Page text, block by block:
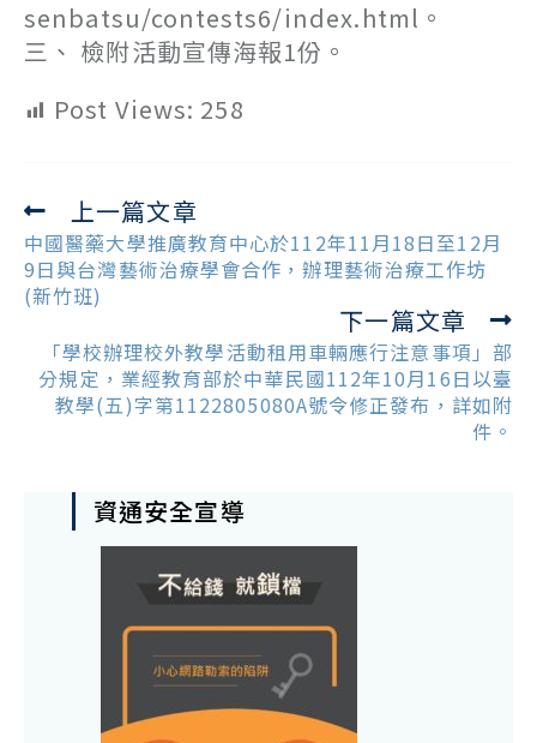
senbatsu/contests6/index.html。
三、 檢附活動宣傳海報1份。
Post Views: 258
Read
more
articles
上一篇文章
中國醫藥大學推廣教育中心於112年11月18日至12月
9日與台灣藝術治療學會合作，辦理藝術治療工作坊
(新竹班)
下一篇文章
「學校辦理校外教學活動租用車輛應行注意事項」部
分規定，業經教育部於中華民國112年10月16日以臺
教學(五)字第1122805080A號令修正發布，詳如附
件。
資通安全宣導